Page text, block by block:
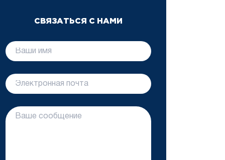
СВЯЗАТЬСЯ С НАМИ